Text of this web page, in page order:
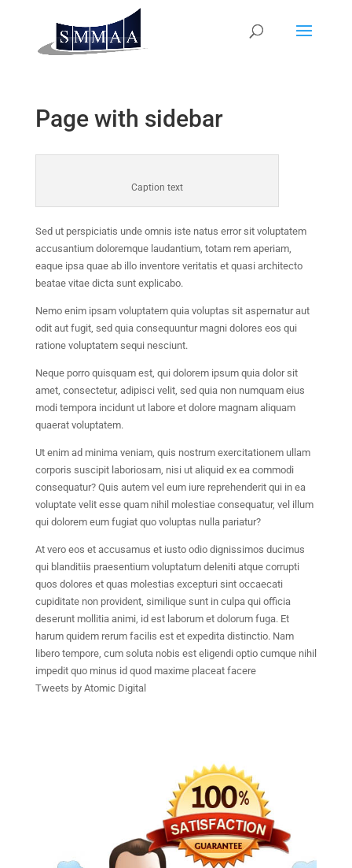
Page with sidebar
Caption text
Sed ut perspiciatis unde omnis iste natus error sit voluptatem
accusantium doloremque laudantium, totam rem aperiam,
eaque ipsa quae ab illo inventore veritatis et quasi architecto
beatae vitae dicta sunt explicabo.
Nemo enim ipsam voluptatem quia voluptas sit aspernatur aut
odit aut fugit, sed quia consequuntur magni dolores eos qui
ratione voluptatem sequi nesciunt.
Neque porro quisquam est, qui dolorem ipsum quia dolor sit
amet, consectetur, adipisci velit, sed quia non numquam eius
modi tempora incidunt ut labore et dolore magnam aliquam
quaerat voluptatem.
Ut enim ad minima veniam, quis nostrum exercitationem ullam
corporis suscipit laboriosam, nisi ut aliquid ex ea commodi
consequatur? Quis autem vel eum iure reprehenderit qui in ea
voluptate velit esse quam nihil molestiae consequatur, vel illum
qui dolorem eum fugiat quo voluptas nulla pariatur?
At vero eos et accusamus et iusto odio dignissimos ducimus
qui blanditiis praesentium voluptatum deleniti atque corrupti
quos dolores et quas molestias excepturi sint occaecati
cupiditate non provident, similique sunt in culpa qui officia
deserunt mollitia animi, id est laborum et dolorum fuga. Et
harum quidem rerum facilis est et expedita distinctio. Nam
libero tempore, cum soluta nobis est eligendi optio cumque nihil
impedit quo minus id quod maxime placeat facere
Tweets by Atomic Digital